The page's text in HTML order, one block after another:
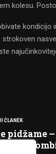
kolesu.
kondicijo
ČLANEK
pidžame